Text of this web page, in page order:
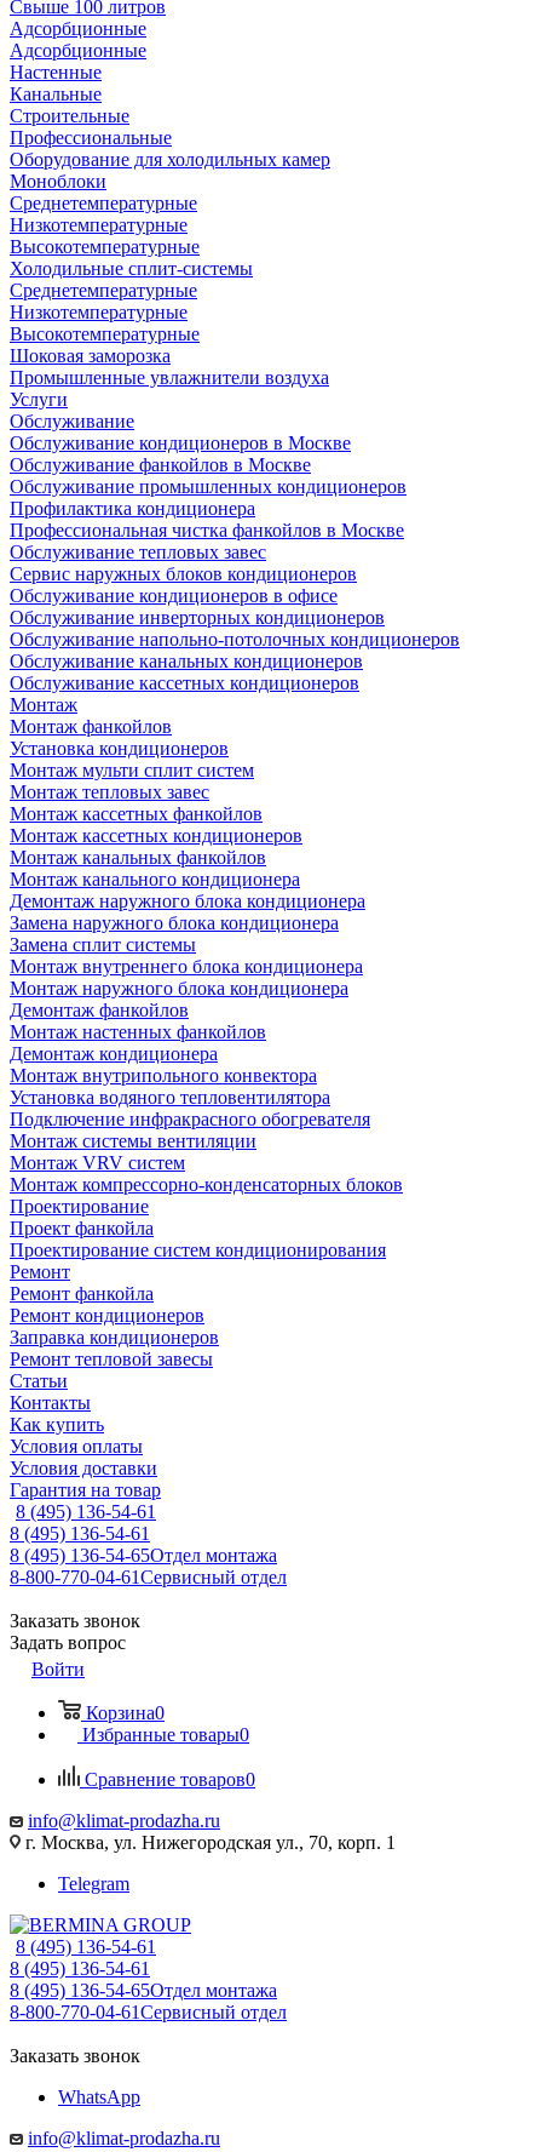
Свыше 100 литров
Адсорбционные
Адсорбционные
Настенные
Канальные
Строительные
Профессиональные
Оборудование для холодильных камер
Моноблоки
Среднетемпературные
Низкотемпературные
Высокотемпературные
Холодильные сплит-системы
Среднетемпературные
Низкотемпературные
Высокотемпературные
Шоковая заморозка
Промышленные увлажнители воздуха
Услуги
Обслуживание
Обслуживание кондиционеров в Москве
Обслуживание фанкойлов в Москве
Обслуживание промышленных кондиционеров
Профилактика кондиционера
Профессиональная чистка фанкойлов в Москве
Обслуживание тепловых завес
Сервис наружных блоков кондиционеров
Обслуживание кондиционеров в офисе
Обслуживание инверторных кондиционеров
Обслуживание напольно-потолочных кондиционеров
Обслуживание канальных кондиционеров
Обслуживание кассетных кондиционеров
Монтаж
Монтаж фанкойлов
Установка кондиционеров
Монтаж мульти сплит систем
Монтаж тепловых завес
Монтаж кассетных фанкойлов
Монтаж кассетных кондиционеров
Монтаж канальных фанкойлов
Монтаж канального кондиционера
Демонтаж наружного блока кондиционера
Замена наружного блока кондиционера
Замена сплит системы
Монтаж внутреннего блока кондиционера
Монтаж наружного блока кондиционера
Демонтаж фанкойлов
Монтаж настенных фанкойлов
Демонтаж кондиционера
Монтаж внутрипольного конвектора
Установка водяного тепловентилятора
Подключение инфракрасного обогревателя
Монтаж системы вентиляции
Монтаж VRV систем
Монтаж компрессорно-конденсаторных блоков
Проектирование
Проект фанкойла
Проектирование систем кондиционирования
Ремонт
Ремонт фанкойла
Ремонт кондиционеров
Заправка кондиционеров
Ремонт тепловой завесы
Статьи
Контакты
Как купить
Условия оплаты
Условия доставки
Гарантия на товар
8 (495) 136-54-61
8 (495) 136-54-61
8 (495) 136-54-65Отдел монтажа
8-800-770-04-61Сервисный отдел
Заказать звонок
Задать вопрос
Войти
Корзина0
Избранные товары0
Сравнение товаров0
info@klimat-prodazha.ru
г. Москва, ул. Нижегородская ул., 70, корп. 1
Telegram
8 (495) 136-54-61
8 (495) 136-54-61
8 (495) 136-54-65Отдел монтажа
8-800-770-04-61Сервисный отдел
Заказать звонок
WhatsApp
info@klimat-prodazha.ru